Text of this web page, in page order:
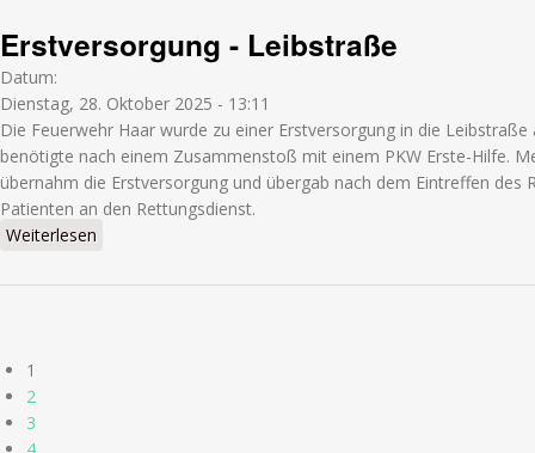
Erstversorgung - Leibstraße
Datum:
Dienstag, 28. Oktober 2025 - 13:11
Die Feuerwehr Haar wurde zu einer Erstversorgung in die Leibstraße
benötigte nach einem Zusammenstoß mit einem PKW Erste-Hilfe.
übernahm die Erstversorgung und übergab nach dem Eintreffen des
Patienten an den Rettungsdienst.
Weiterlesen
1
2
3